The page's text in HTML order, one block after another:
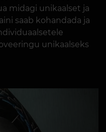
midagi unikaalset ja
saab kohandada ja
unikaalseks